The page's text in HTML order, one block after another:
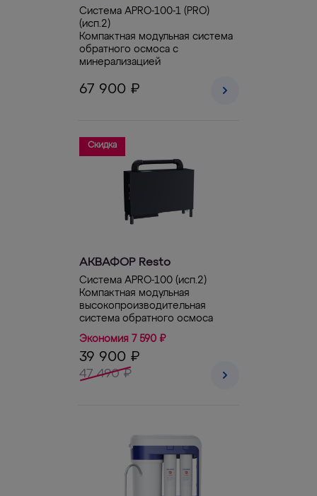
Система APRO-100-1 (PRO)
(исп.2)
Компактная модульная система
обратного осмоса с
минерализацией
67 900 ₽
Скидка
АКВАФОР Resto
Система APRO-100 (исп.2)
Компактная модульная
высокопроизводительная
система обратного осмоса
Экономия 7 590 ₽
39 900 ₽
47 490 ₽